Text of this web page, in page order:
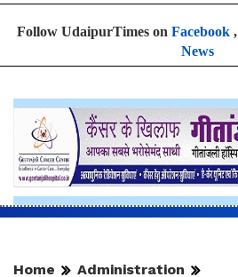
Follow UdaipurTimes on Facebook,
News
Home Administration